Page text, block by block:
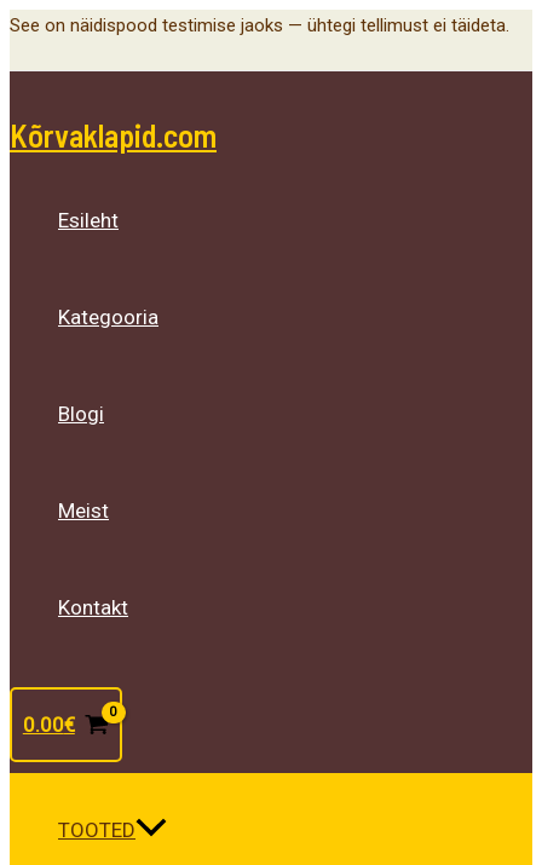
Skip
See on näidispood testimise jaoks — ühtegi tellimust ei täideta.
Kõrvaklapid.com
Esileht
Kategooria
Blogi
Meist
Kontakt
0.00€
TOOTED
Menu
Toggle
Menu
Toggle
Menu
Toggle
Main
Menu